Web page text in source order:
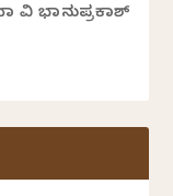
ವಿ ಭಾನುಪ್ರಕಾಶ್